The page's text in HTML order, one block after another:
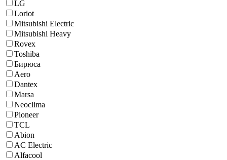
LG
Loriot
Mitsubishi Electric
Mitsubishi Heavy
Rovex
Toshiba
Бирюса
Aero
Dantex
Marsa
Neoclima
Pioneer
TCL
Abion
AC Electric
Alfacool